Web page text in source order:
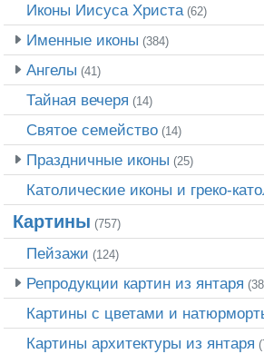
Иконы Иисуса Христа(62)
Именные иконы (384)
Ангелы (41)
Тайная вечеря (14)
Святое семейство (14)
Праздничные иконы (25)
Католические иконы и греко-
Картины (757)
Пейзажи (124)
Репродукции картин из янтаря
Картины с цветами и
Картины архитектуры из янтаря